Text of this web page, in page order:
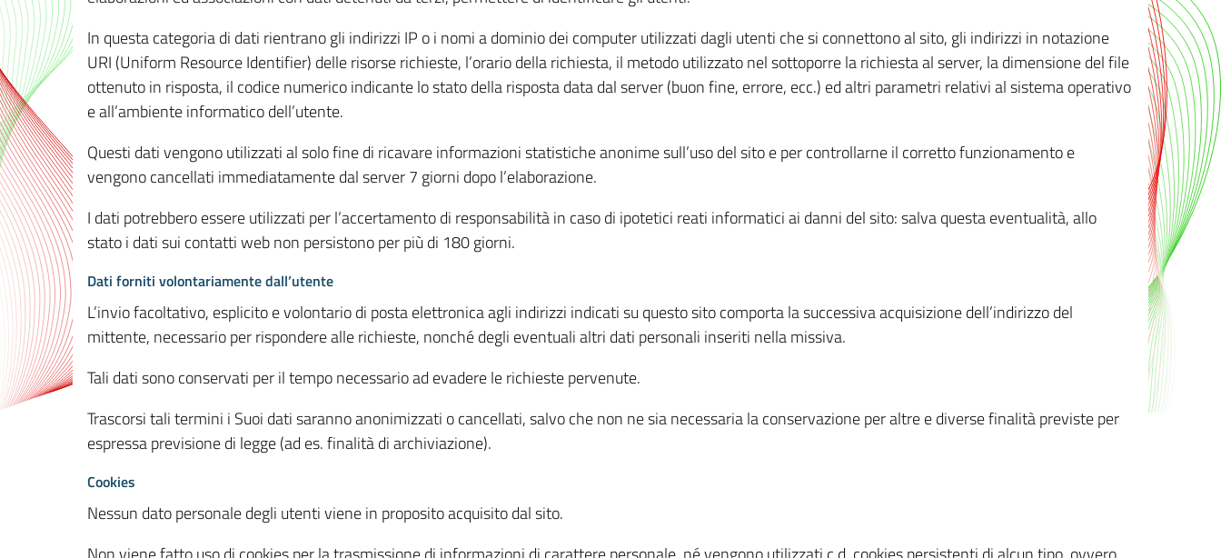
In questa categoria di dati rientrano gli indirizzi IP o i nomi a dominio dei computer utilizzati dagli utenti che si connettono al sito, gli indirizzi in notazione
URI (Uniform Resource Identifier) delle risorse richieste, l’orario della richiesta, il metodo utilizzato nel sottoporre la richiesta al server, la dimensione del file
ottenuto in risposta, il codice numerico indicante lo stato della risposta data dal server (buon fine, errore, ecc.) ed altri parametri relativi al sistema operativo
e all’ambiente informatico dell’utente.
Questi dati vengono utilizzati al solo fine di ricavare informazioni statistiche anonime sull’uso del sito e per controllarne il corretto funzionamento e
vengono cancellati immediatamente dal server 7 giorni dopo l’elaborazione.
I dati potrebbero essere utilizzati per l’accertamento di responsabilità in caso di ipotetici reati informatici ai danni del sito: salva questa eventualità, allo
stato i dati sui contatti web non persistono per più di 180 giorni.
Dati forniti volontariamente dall’utente
L’invio facoltativo, esplicito e volontario di posta elettronica agli indirizzi indicati su questo sito comporta la successiva acquisizione dell’indirizzo del
mittente, necessario per rispondere alle richieste, nonché degli eventuali altri dati personali inseriti nella missiva.
Tali dati sono conservati per il tempo necessario ad evadere le richieste pervenute.
Trascorsi tali termini i Suoi dati saranno anonimizzati o cancellati, salvo che non ne sia necessaria la conservazione per altre e diverse finalità previste per
espressa previsione di legge (ad es. finalità di archiviazione).
Cookies
Nessun dato personale degli utenti viene in proposito acquisito dal sito.